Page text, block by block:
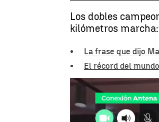
Los dobles
kilómetros
La frase que dijo
El récord del